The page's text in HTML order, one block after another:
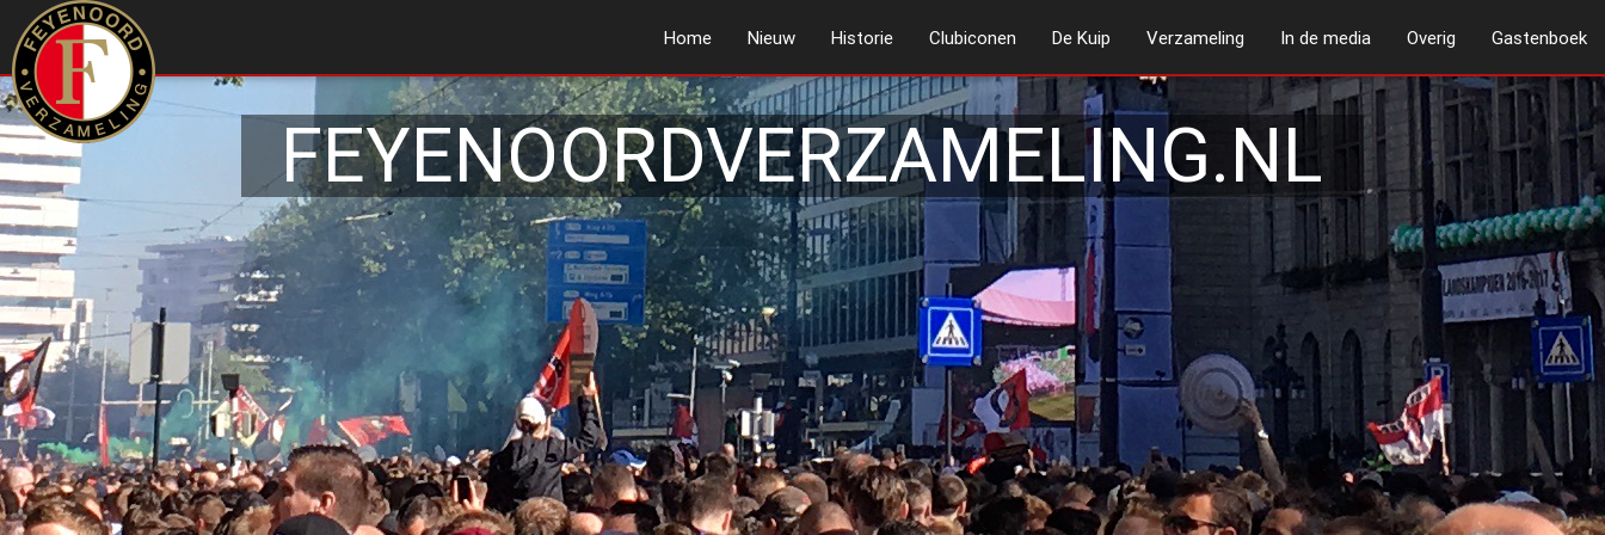
Home Nieuw Historie Clubiconen De Kuip Verzameling In de media Overig Gastenboek
FEYENOORDVERZAMELING.NL